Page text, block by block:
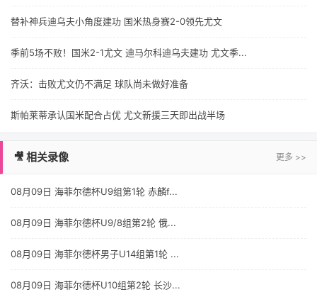
替补神兵迪乌夫小角度建功 国米热身赛2-0领先尤文
季前5场不败！国米2-1尤文 迪马尔科迪乌夫建功 尤文季...
齐沃：击败尤文仍不满足 球队尚未做好准备
斯帕莱蒂承认国米配合占优 尤文新援三天即出战半场
🎥 相关录像 更多 >>
08月09日 海菲尔德杯U9组第1轮 赤麟f...
08月09日 海菲尔德杯U9/8组第2轮 俄...
08月09日 海菲尔德杯男子U14组第1轮 ...
08月09日 海菲尔德杯U10组第2轮 长沙...